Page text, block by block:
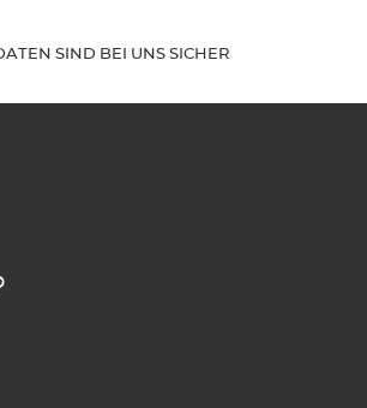
SIND BEI UNS SICHER